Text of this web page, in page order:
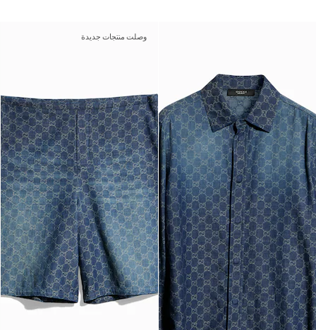
وصلت منتجات جديدة